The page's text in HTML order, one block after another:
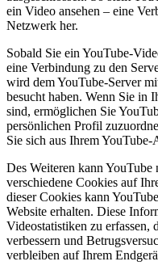
ein Video ansehen – eine
Netzwerk her.
Sobald Sie ein YouTube-
eine Verbindung zu den
wird dem YouTube-Server
besucht haben. Wenn Sie in
sind, ermöglichen Sie
persönlichen Profil
Sie sich aus Ihrem YouTube-
Des Weiteren kann YouTube
verschiedene Cookies auf
dieser Cookies kann
Website erhalten. Diese
Videostatistiken zu
verbessern und
verbleiben auf Ihrem